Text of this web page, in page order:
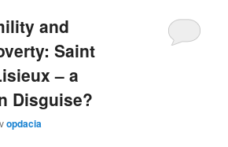
and
Saint
– a
Disguise?
opdacia